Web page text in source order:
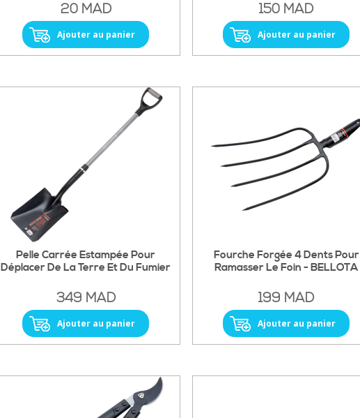
20 MAD
Ajouter au panier
150 MAD
Ajouter au panier
Pelle Carrée Estampée Pour
Déplacer De La Terre Et Du Fumier
349 MAD
Ajouter au panier
Fourche Forgée 4 Dents Pour
Ramasser Le Foin - BELLOTA
199 MAD
Ajouter au panier